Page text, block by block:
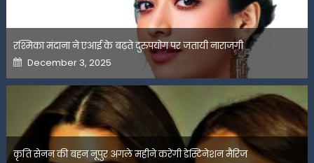
रश्मिका मंदाना ने एआई के बढ़ते दुरुपयोग पर जतायी नाराजगी
Posted
on
December 3, 2025
कृति सेनन की बहन नूपुर अगले महीने करेंगी डेस्टिनेशन मैरिज